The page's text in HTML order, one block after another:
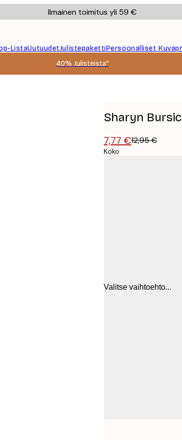
Ilmainen toimitus yli 59 €
ListaUutuudetJulistepakettiPersoonalliset
40% Julisteista*
Sharyn
7,77 €12,95 €
Koko
Valitse vaihtoehto...